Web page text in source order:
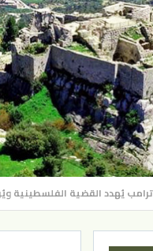
ترامب يُهدد القضية الفلسطينية